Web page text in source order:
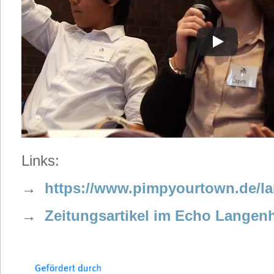
Links:
→ https://www.pimpyourtown.de/
→ Zeitungsartikel im Echo